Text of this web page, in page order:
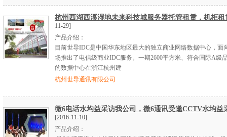
杭州西湖西溪湿地未来科技城服务器托管租赁，机柜租
11-29]
产品介绍：
目前世导IDC是中国华东地区最大的独立商业网络数据中心，面
场推出了电信级商业IDC服务。一期2600平方米、符合国际A级
的数据中心在浙江杭州建
杭州世导通讯有限公司
微6电话水均益采访我公司，微6通讯受邀CCTV水均益
[2016-11-10]
产品介绍：